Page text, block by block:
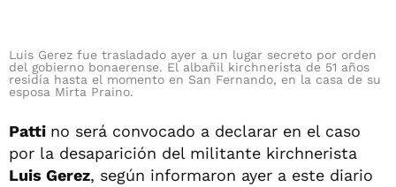
Luis Gerez fue trasladado ayer a un lugar secreto por orden
del gobierno bonaerense. El albañil kirchnerista de 51 años
residía hasta el momento en San Fernando, en la casa de su
esposa Mirta Praino.
Patti no será convocado a declarar en el caso
por la desaparición del militante kirchnerista
Luis Gerez, según informaron ayer a este diario